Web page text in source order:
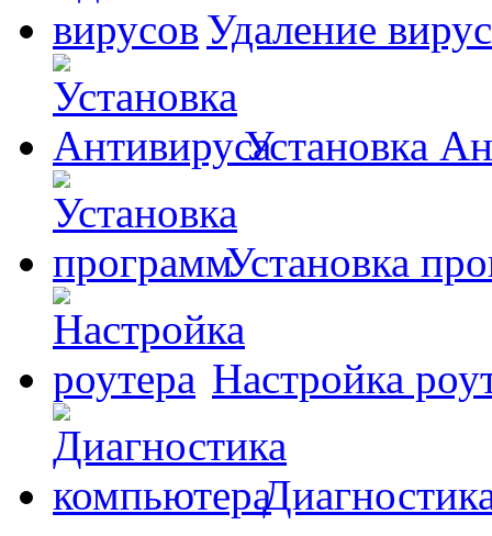
Удаление
Установка
Установка
Настройка